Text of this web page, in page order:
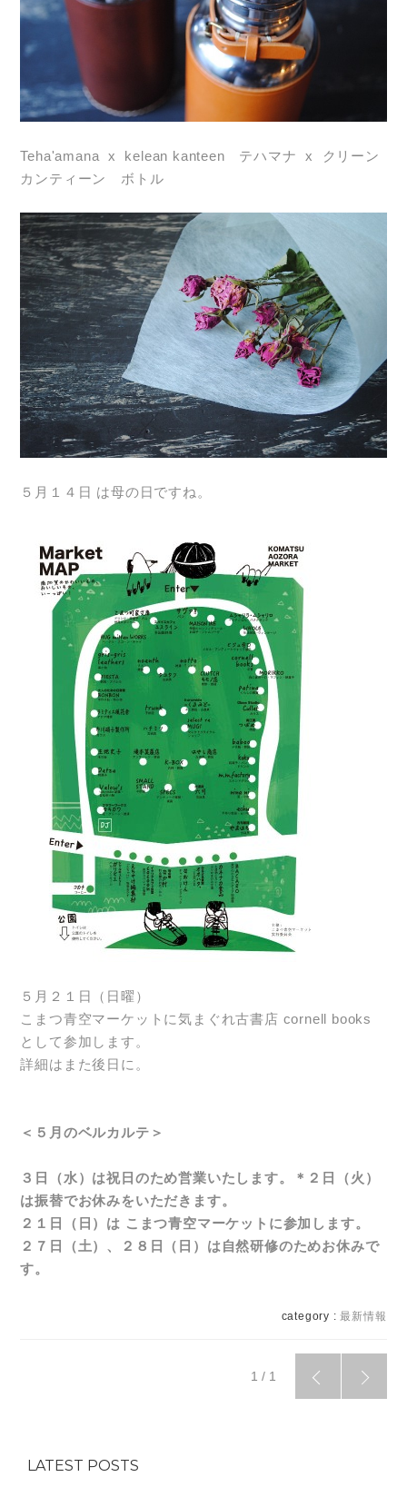
Teha'amana x kelean kanteen テハマナ x クリーン
カンティーン ボトル
５月１４日 は母の日ですね。
５月２１日（日曜）
こまつ青空マーケットに気まぐれ古書店 cornell books
として参加します。
詳細はまた後日に。
＜５月のベルカルテ＞
３日（水）は祝日のため営業いたします。＊２日（火）
は振替でお休みをいただきます。
２１日（日）は こまつ青空マーケットに参加します。
２７日（土）、２８日（日）は自然研修のためお休みで
す。
category :最新情報
1 / 1
LATEST POSTS